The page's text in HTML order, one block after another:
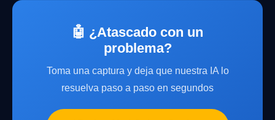
🤖 ¿Atascado con un
problema?
Toma una captura y deja que nuestra IA lo
resuelva paso a paso en segundos